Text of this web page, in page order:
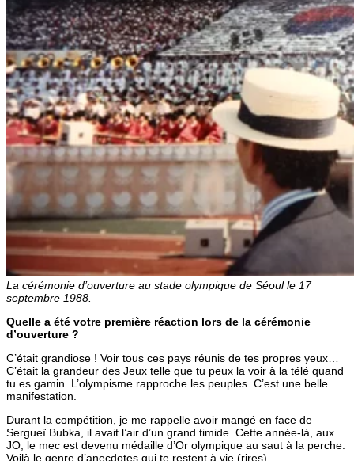
La cérémonie d’ouverture au stade olympique de Séoul le 17
septembre 1988.
Quelle a été votre première réaction lors de la cérémonie
d’ouverture ?
C’était grandiose ! Voir tous ces pays réunis de tes propres yeux…
C’était la grandeur des Jeux telle que tu peux la voir à la télé quand
tu es gamin. L’olympisme rapproche les peuples. C’est une belle
manifestation.
Durant la compétition, je me rappelle avoir mangé en face de
Sergueï Bubka, il avait l’air d’un grand timide. Cette année-là, aux
JO, le mec est devenu médaille d’Or olympique au saut à la perche.
Voilà le genre d’anecdotes qui te restent à vie (rires).